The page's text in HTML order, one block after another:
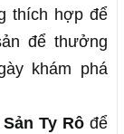
thích hợp để
để thưởng
khám phá
Ty Rô để